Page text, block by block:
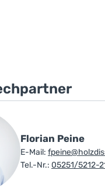
Florian Peine
E-Mail:
Tel.-Nr.: 05251/5212-